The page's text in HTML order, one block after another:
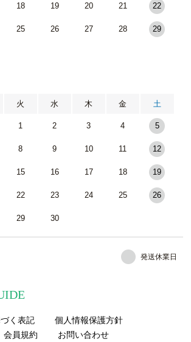
18 19 20 21 22
25 26 27 28 29
火 水 木 金 土
1 2 3 4 5
8 9 10 11 12
15 16 17 18 19
22 23 24 25 26
29 30
発送休業日
く表記
個人情報保護方針
会員規約 お問い合わせ